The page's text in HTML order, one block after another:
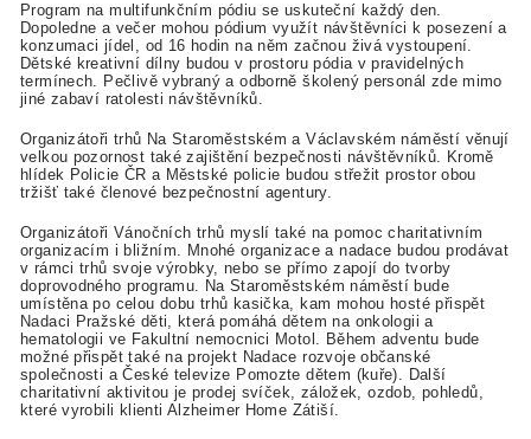
Program na multifunkčním pódiu se uskuteční každý den.
Dopoledne a večer mohou pódium využít návštěvníci k posezení a
konzumaci jídel, od 16 hodin na něm začnou živá vystoupení.
Dětské kreativní dílny budou v prostoru pódia v pravidelných
termínech. Pečlivě vybraný a odborně školený personál zde mimo
jiné zabaví ratolesti návštěvníků.
Organizátoři trhů Na Staroměstském a Václavském náměstí věnují
velkou pozornost také zajištění bezpečnosti návštěvníků. Kromě
hlídek Policie ČR a Městské policie budou střežit prostor obou
tržišť také členové bezpečnostní agentury.
Organizátoři Vánočních trhů myslí také na pomoc charitativním
organizacím i bližním. Mnohé organizace a nadace budou prodávat
v rámci trhů svoje výrobky, nebo se přímo zapojí do tvorby
doprovodného programu. Na Staroměstském náměstí bude
umístěna po celou dobu trhů kasička, kam mohou hosté přispět
Nadaci Pražské děti, která pomáhá dětem na onkologii a
hematologii ve Fakultní nemocnici Motol. Během adventu bude
možné přispět také na projekt Nadace rozvoje občanské
společnosti a České televize Pomozte dětem (kuře). Další
charitativní aktivitou je prodej svíček, záložek, ozdob, pohledů,
které vyrobili klienti Alzheimer Home Zátiší.